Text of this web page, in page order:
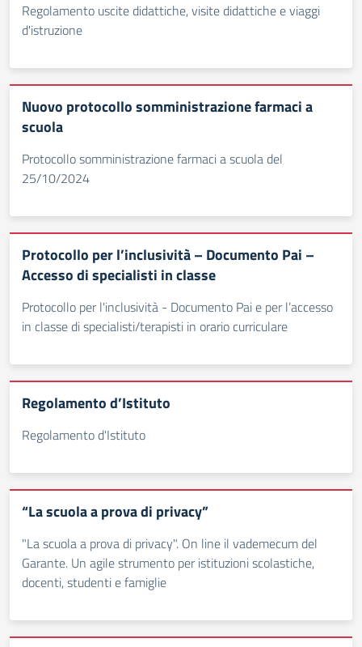
Regolamento uscite didattiche, visite didattiche e viaggi
d'istruzione
Nuovo protocollo somministrazione farmaci a
scuola
Protocollo somministrazione farmaci a scuola del
25/10/2024
Protocollo per l’inclusività – Documento Pai –
Accesso di specialisti in classe
Protocollo per l'inclusività - Documento Pai e per l’accesso
in classe di specialisti/terapisti in orario curriculare
Regolamento d’Istituto
Regolamento d'Istituto
“La scuola a prova di privacy”
"La scuola a prova di privacy". On line il vademecum del
Garante. Un agile strumento per istituzioni scolastiche,
docenti, studenti e famiglie